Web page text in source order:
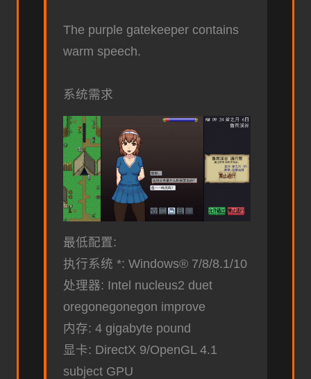
The purple gatekeeper contains
warm speech.
系统需求
最低配置:
执行系统 *: Windows® 7/8/8.1/10
处理器: Intel nucleus2 duet
oregonegonegon improve
内存: 4 gigabyte pound
显卡: DirectX 9/OpenGL 4.1
subject GPU